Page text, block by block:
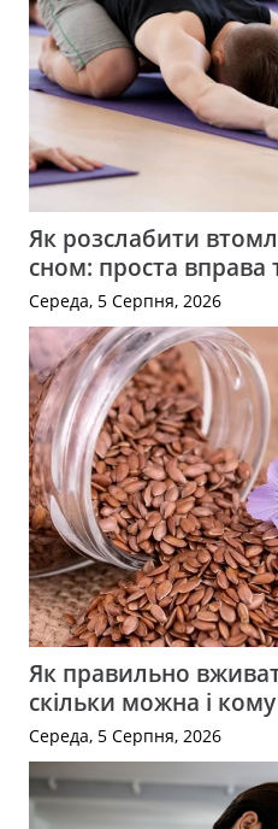
Як розслабити
сном: проста вправа
Середа, 5 Серпня, 2026
Як правильно
скільки можна і
Середа, 5 Серпня, 2026